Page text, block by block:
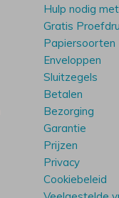
Hulp nodig
Gratis
Papiersoorten
Enveloppen
Sluitzegels
Betalen
Bezorging
Garantie
Prijzen
Privacy
Cookiebeleid